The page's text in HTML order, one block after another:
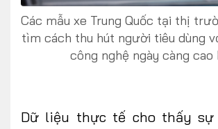
Các mẫu xe Trung Quốc tại thị
tìm cách thu hút người tiêu dùng
công nghệ ngày càng cao
Dữ liệu thực tế cho thấy